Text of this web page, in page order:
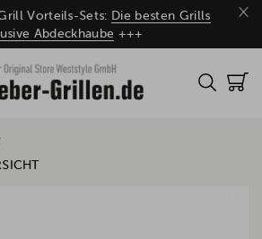
×
Vorteils-Sets: Die besten Grills
Abdeckhaube +++